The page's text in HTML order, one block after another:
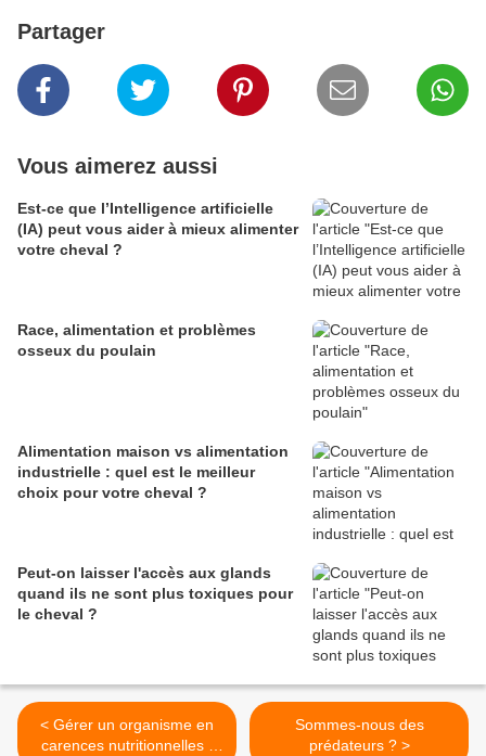
Partager
Vous aimerez aussi
Est-ce que l’Intelligence artificielle
(IA) peut vous aider à mieux alimenter
votre cheval ?
Race, alimentation et problèmes
osseux du poulain
Alimentation maison vs alimentation
industrielle : quel est le meilleur
choix pour votre cheval ?
Peut-on laisser l'accès aux glands
quand ils ne sont plus toxiques pour
le cheval ?
< Gérer un organisme en
carences nutritionnelles :
Sommes-nous des
prédateurs ? >